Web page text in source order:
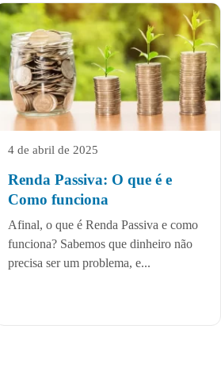
4 de abril de 2025
Renda Passiva: O que é e
Como funciona
Afinal, o que é Renda Passiva e como
funciona? Sabemos que dinheiro não
precisa ser um problema, e...